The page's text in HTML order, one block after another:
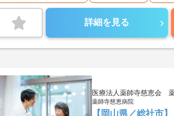
詳細を見る
医療法人薬師寺慈恵会
薬師寺慈恵病院
【岡山県／総社市